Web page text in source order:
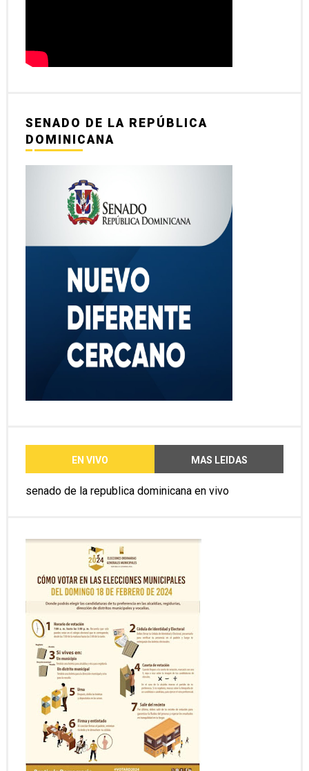
SENADO DE LA REPÚBLICA
DOMINICANA
EN VIVO MAS LEIDAS
senado de la republica dominicana en vivo